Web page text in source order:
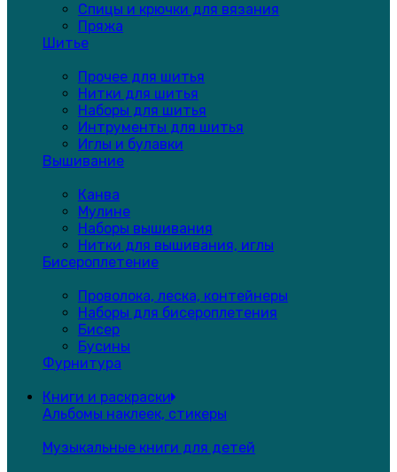
Спицы и крючки для вязания
Пряжа
Шитье
Прочее для шитья
Нитки для шитья
Наборы для шитья
Интрументы для шитья
Иглы и булавки
Вышивание
Канва
Мулине
Наборы вышивания
Нитки для вышивания, иглы
Бисероплетение
Проволока, леска, контейнеры
Наборы для бисероплетения
Бисер
Бусины
Фурнитура
Книги и раскраски
Альбомы наклеек, стикеры
Музыкальные книги для детей